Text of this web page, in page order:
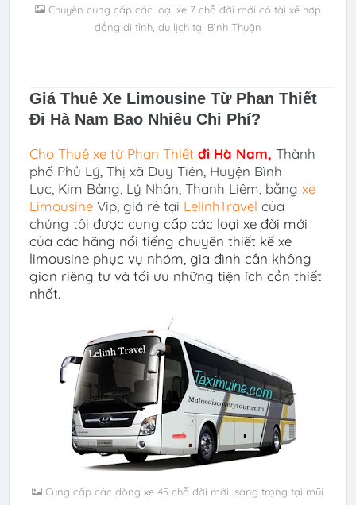
Chuyên cung cấp các loại xe 7 chỗ đời mới có tài xế hợp
đồng đi tỉnh, du lịch tại Bình Thuận
Giá Thuê Xe Limousine Từ Phan Thiết
Đi Hà Nam Bao Nhiêu Chi Phí?
Cho Thuê xe từ Phan Thiết đi Hà Nam, Thành
phố Phủ Lý, Thị xã Duy Tiên, Huyện Bình
Lục, Kim Bảng, Lý Nhân, Thanh Liêm bằng xe
LimousineVip, giá rẻ tại LelinhTravel của
chúng tôi được cung cấp các loại xe đời mới
của các hãng nổi tiếng chuyên thiết kế xe
limousine phục vụ nhóm, gia đình cần không
gian riêng tư và tối ưu những tiện ích cần thiết
nhất.
Cung cấp các dòng xe 45 chỗ đời mới, sang trọng tại mũi